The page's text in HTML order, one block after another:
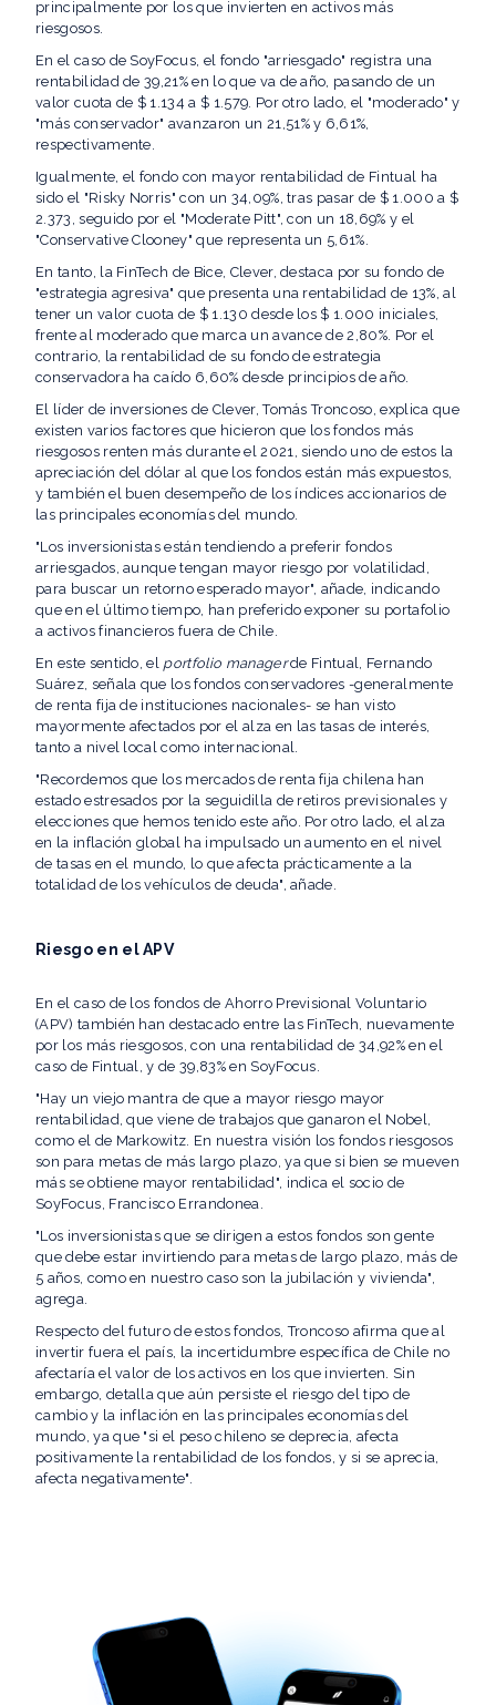
principalmente por los que invierten en activos más
riesgosos.
En el caso de SoyFocus, el fondo "arriesgado" registra una
rentabilidad de 39,21% en lo que va de año, pasando de un
valor cuota de $ 1.134 a $ 1.579. Por otro lado, el "moderado" y
"más conservador" avanzaron un 21,51% y 6,61%,
respectivamente.
Igualmente, el fondo con mayor rentabilidad de Fintual ha
sido el "Risky Norris" con un 34,09%, tras pasar de $ 1.000 a $
2.373, seguido por el "Moderate Pitt", con un 18,69% y el
"Conservative Clooney" que representa un 5,61%.
En tanto, la FinTech de Bice, Clever, destaca por su fondo de
"estrategia agresiva" que presenta una rentabilidad de 13%, al
tener un valor cuota de $ 1.130 desde los $ 1.000 iniciales,
frente al moderado que marca un avance de 2,80%. Por el
contrario, la rentabilidad de su fondo de estrategia
conservadora ha caído 6,60% desde principios de año.
El líder de inversiones de Clever, Tomás Troncoso, explica que
existen varios factores que hicieron que los fondos más
riesgosos renten más durante el 2021, siendo uno de estos la
apreciación del dólar al que los fondos están más expuestos,
y también el buen desempeño de los índices accionarios de
las principales economías del mundo.
"Los inversionistas están tendiendo a preferir fondos
arriesgados, aunque tengan mayor riesgo por volatilidad,
para buscar un retorno esperado mayor", añade, indicando
que en el último tiempo, han preferido exponer su portafolio
a activos financieros fuera de Chile.
En este sentido, el portfolio managerde Fintual, Fernando
Suárez, señala que los fondos conservadores -generalmente
de renta fija de instituciones nacionales- se han visto
mayormente afectados por el alza en las tasas de interés,
tanto a nivel local como internacional.
"Recordemos que los mercados de renta fija chilena han
estado estresados por la seguidilla de retiros previsionales y
elecciones que hemos tenido este año. Por otro lado, el alza
en la inflación global ha impulsado un aumento en el nivel
de tasas en el mundo, lo que afecta prácticamente a la
totalidad de los vehículos de deuda", añade.
Riesgo en el APV
En el caso de los fondos de Ahorro Previsional Voluntario
(APV) también han destacado entre las FinTech, nuevamente
por los más riesgosos, con una rentabilidad de 34,92% en el
caso de Fintual, y de 39,83% en SoyFocus.
"Hay un viejo mantra de que a mayor riesgo mayor
rentabilidad, que viene de trabajos que ganaron el Nobel,
como el de Markowitz. En nuestra visión los fondos riesgosos
son para metas de más largo plazo, ya que si bien se mueven
más se obtiene mayor rentabilidad", indica el socio de
SoyFocus, Francisco Errandonea.
"Los inversionistas que se dirigen a estos fondos son gente
que debe estar invirtiendo para metas de largo plazo, más de
5 años, como en nuestro caso son la jubilación y vivienda",
agrega.
Respecto del futuro de estos fondos, Troncoso afirma que al
invertir fuera el país, la incertidumbre específica de Chile no
afectaría el valor de los activos en los que invierten. Sin
embargo, detalla que aún persiste el riesgo del tipo de
cambio y la inflación en las principales economías del
mundo, ya que "si el peso chileno se deprecia, afecta
positivamente la rentabilidad de los fondos, y si se aprecia,
afecta negativamente".